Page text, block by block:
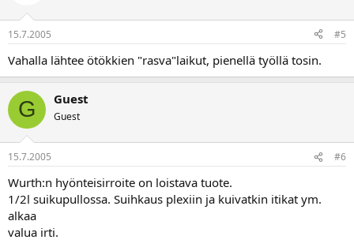
15.7.2005 #5
Vahalla lähtee ötökkien "rasva"laikut, pienellä työllä tosin.
G Guest
Guest
15.7.2005 #6
Wurth:n hyönteisirroite on loistava tuote.
1/2l suikupullossa. Suihkaus plexiin ja kuivatkin itikat ym.
alkaa
valua irti.